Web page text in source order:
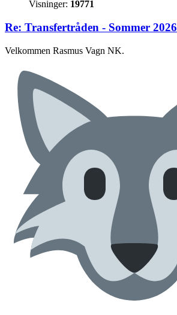
Visninger: 19771
Re: Transfertråden - Sommer 2026
Velkommen Rasmus Vagn NK.